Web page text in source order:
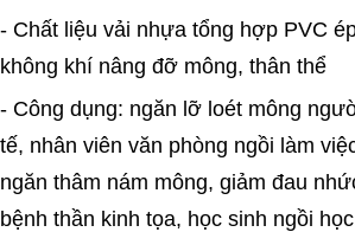
- Chất liệu vải nhựa tổng hợp PVC
không khí nâng đỡ mông, thân thể
- Công dụng: ngăn lỡ loét mông
tế, nhân viên văn phòng ngồi làm
ngăn thâm nám mông, giảm đau
bệnh thần kinh tọa, học sinh ngồi